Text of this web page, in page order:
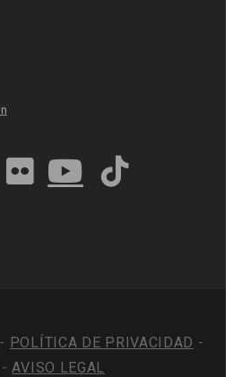
POLÍTICA DE PRIVACIDAD -
-AVISO LEGAL